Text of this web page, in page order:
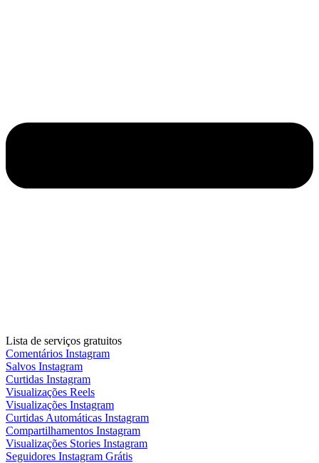
Lista de serviços gratuitos
Comentários Instagram
Salvos Instagram
Curtidas Instagram
Visualizações Reels
Visualizações Instagram
Curtidas Automáticas Instagram
Compartilhamentos Instagram
Visualizações Stories Instagram
Seguidores Instagram Grátis